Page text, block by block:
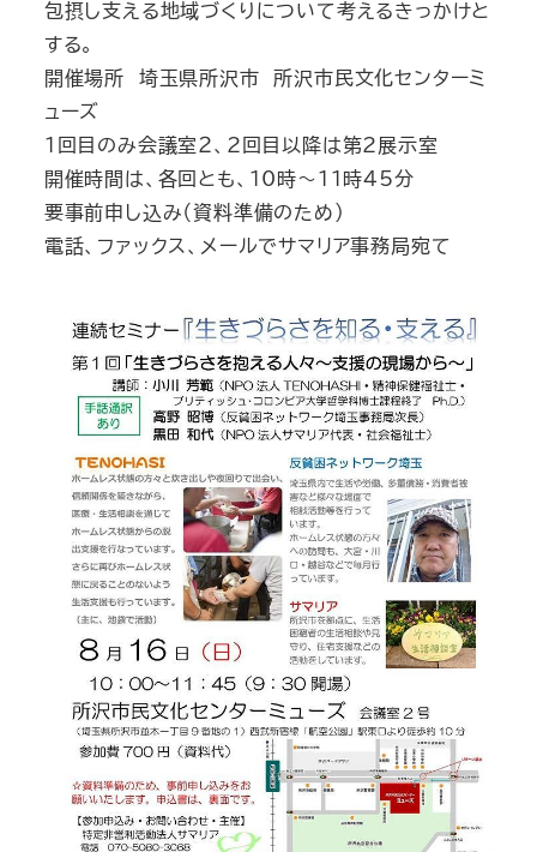
包摂し支える地域づくりについて考えるきっかけと
する。
開催場所 埼玉県所沢市 所沢市民文化センターミ
ューズ
1回目のみ会議室２、2回目以降は第2展示室
開催時間は、各回とも、10時～11時45分
要事前申し込み（資料準備のため）
電話、ファックス、メールでサマリア事務局宛て